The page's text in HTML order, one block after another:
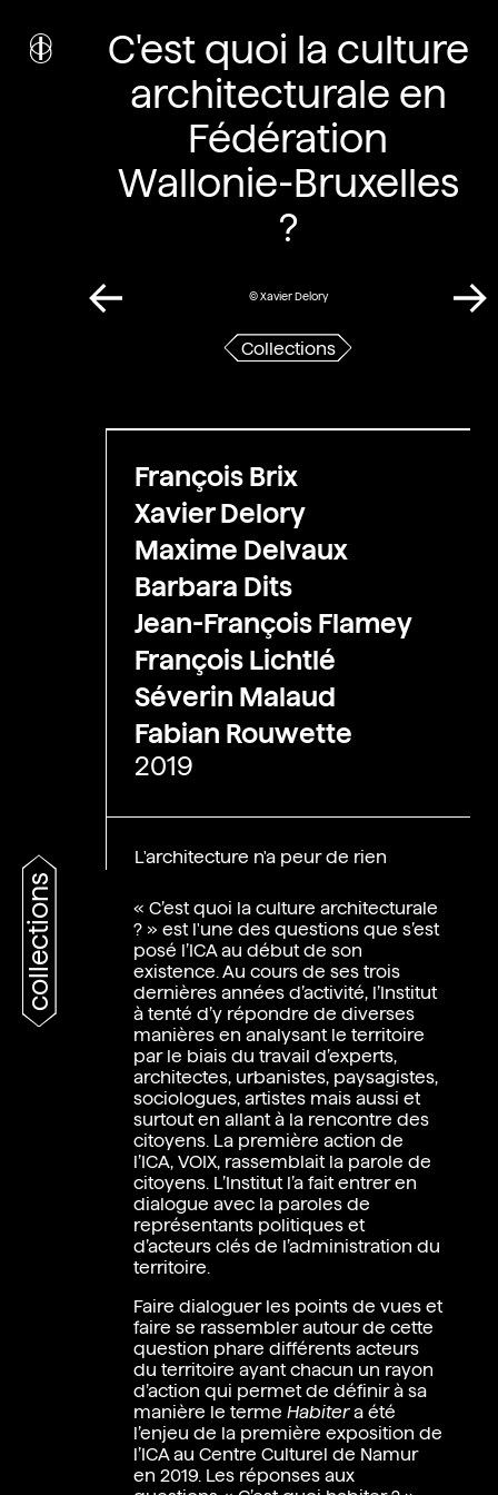
collections
i nstitutc ulturel
rchitecture
Wallonie-Bruxelles
C'est quoi la culture
architecturale en
Fédération
Wallonie-Bruxelles
?
© Xavier Delory
Collections
« C’est quoi la culture architecturale
? » est l'une des questions que s’est
posé l’ICA au début de son
existence. Au cours de ses trois
dernières années d’activité, l’Institut
à tenté d’y répondre de diverses
manières en analysant le territoire
par le biais du travail d’experts,
architectes, urbanistes, paysagistes,
sociologues, artistes mais aussi et
surtout en allant à la rencontre des
citoyens. La première action de
l’ICA, VOIX, rassemblait la parole de
citoyens. L’Institut l’a fait entrer en
dialogue avec la paroles de
représentants politiques et
d’acteurs clés de l’administration du
territoire.
Faire dialoguer les points de vues et
faire se rassembler autour de cette
question phare différents acteurs
du territoire ayant chacun un rayon
d’action qui permet de définir à sa
manière le terme Habitera été
l’enjeu de la première exposition de
l’ICA au Centre Culturel de Namur
en 2019. Les réponses aux
François Brix
Xavier Delory
Maxime Delvaux
Barbara Dits
Jean-François Flamey
François Lichtlé
Séverin Malaud
Fabian Rouwette
2019
L'architecture n'a peur de rien